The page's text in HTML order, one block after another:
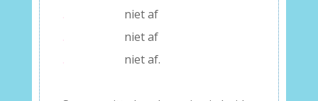
.
niet af
.
niet af
.
niet af.